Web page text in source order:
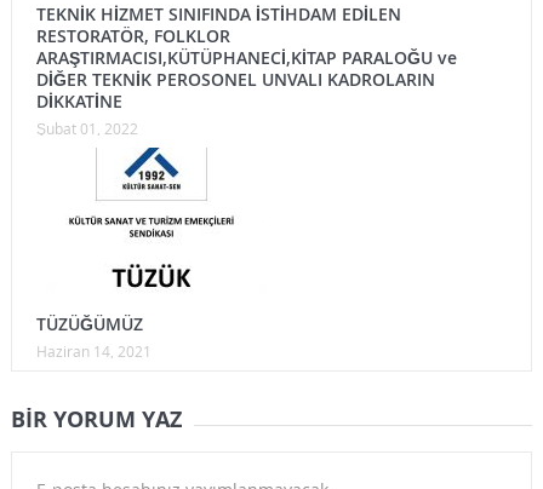
TEKNİK HİZMET SINIFINDA İSTİHDAM EDİLEN
RESTORATÖR, FOLKLOR
ARAŞTIRMACISI,KÜTÜPHANECİ,KİTAP PARALOĞU ve
DİĞER TEKNİK PEROSONEL UNVALI KADROLARIN
DİKKATİNE
Şubat 01, 2022
TÜZÜĞÜMÜZ
Haziran 14, 2021
BIR YORUM YAZ